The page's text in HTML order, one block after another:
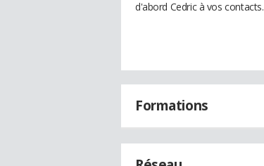
d'abord Cedric à vos contacts.
Formations